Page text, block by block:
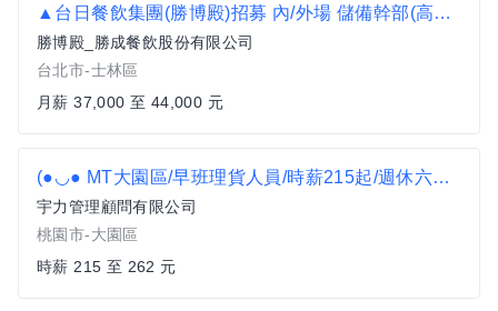
▲台日餐飲集團(勝博殿)招募 內/外場 儲備幹部(高島屋店)
勝博殿_勝成餐飲股份有限公司
台北市-士林區
月薪 37,000 至 44,000 元
(●◡● MT大園區/早班理貨人員/時薪215起/週休六日/工作簡單無經驗可/錄取後即上工/可日領
宇力管理顧問有限公司
桃園市-大園區
時薪 215 至 262 元